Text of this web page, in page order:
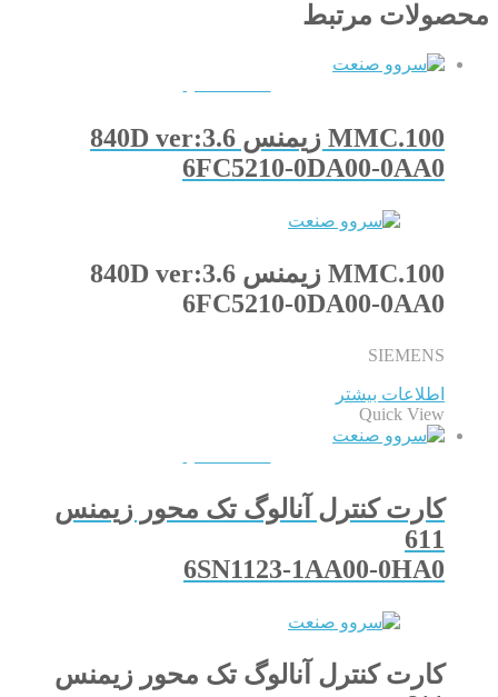
محصولات مرتبط
100.MMC زیمنس 840D ver:3.6
6FC5210-0DA00-0AA0
100.MMC زیمنس 840D ver:3.6
6FC5210-0DA00-0AA0
SIEMENS
اطلاعات بیشتر
Quick View
کارت کنترل آنالوگ تک محور زیمنس
611
6SN1123-1AA00-0HA0
کارت کنترل آنالوگ تک محور زیمنس